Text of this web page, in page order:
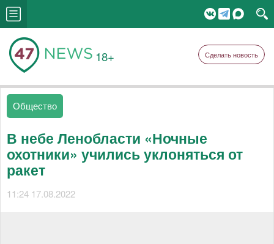
18+ Сделать новость
Общество
В небе Ленобласти «Ночные
охотники» учились уклоняться от
ракет
11:24 17.08.2022